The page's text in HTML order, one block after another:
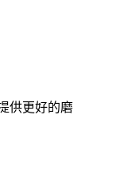
供更好的磨